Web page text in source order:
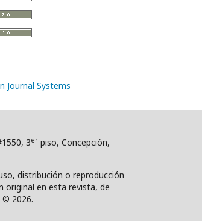
Journal Systems
3er piso, Concepción,
distribución o reproducción
original en esta revista, de
© 2026.